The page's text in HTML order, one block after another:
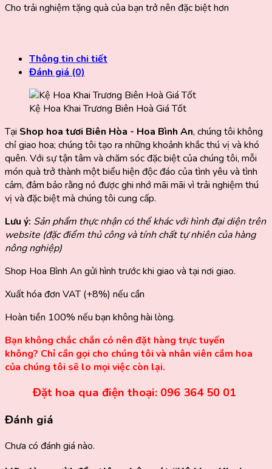
Cho trải nghiệm tặng quà của bạn trở nên đặc biệt hơn
Thông tin chi tiết
Đánh giá (0)
Kệ Hoa Khai Trương Biên Hoà Giá Tốt
Tại Shop hoa tươi Biên Hòa - Hoa Bình An, chúng tôi không
chỉ giao hoa; chúng tôi tạo ra những khoảnh khắc thú vị và khó
quên. Với sự tận tâm và chăm sóc đặc biệt của chúng tôi, mỗi
món quà trở thành một biểu hiện độc đáo của tình yêu và tình
cảm, đảm bảo rằng nó được ghi nhớ mãi mãi vì trải nghiệm thú
vị và đặc biệt mà chúng tôi cung cấp.
Lưu ý: Sản phẩm thực nhận có thể khác với hình đại diện trên
website (đặc điểm thủ công và tính chất tự nhiên của hàng
nông nghiệp)
Shop Hoa Bình An gửi hình trước khi giao và tại nơi giao.
Xuất hóa đơn VAT (+8%) nếu cần
Hoàn tiền 100% nếu bạn không hài lòng.
Bạn không chắc chắn có nên đặt hàng trực tuyến
không? Chỉ cần gọi cho chúng tôi và nhân viên cắm hoa
của chúng tôi sẽ lo mọi việc còn lại.
Đặt hoa qua điện thoại: 096 364 50 01
Đánh giá
Chưa có đánh giá nào.